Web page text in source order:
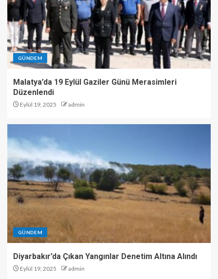
GÜNDEM
Malatya’da 19 Eylül Gaziler Günü Merasimleri
Düzenlendi
Eylül 19, 2025 admin
GÜNDEM
Diyarbakır’da Çıkan Yangınlar Denetim Altına Alındı
Eylül 19, 2025 admin